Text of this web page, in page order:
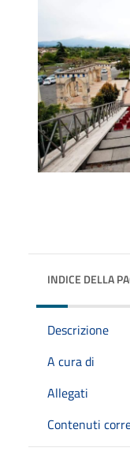
INDICE DELLA
Descrizione
A cura di
Allegati
Contenuti